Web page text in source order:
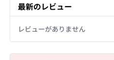
最新のレビュー
レビューがありません